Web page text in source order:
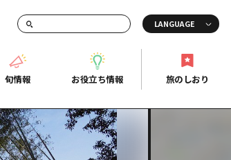
旬情報
お役立ち情報
ガイドブック
旅のしおり